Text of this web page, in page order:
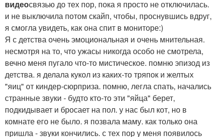
видеосвязью до тех пор, пока я просто не отключилась.
и не выключила потом скайп, чтобы, проснувшись вдруг,
я смогла увидеть, как она спит в мониторе:)
Я с детства очень эмоциональная и очень мнительная.
несмотря на то, что ужасы никогда особо не смотрела,
вечно меня пугало что-то мистическое. помню эпизод из
детства. я делала кукол из каких-то тряпок и желтых
"яиц" от киндер-сюрприза. помню, легла спать, начались
странные звуки - будто кто-то эти "яйца" берет,
подкидывает и бросает на пол. у нас был кот, но в
комнате его не было. я позвала маму. как только она
пришла - звуки кончились. с тех пор у меня появилось